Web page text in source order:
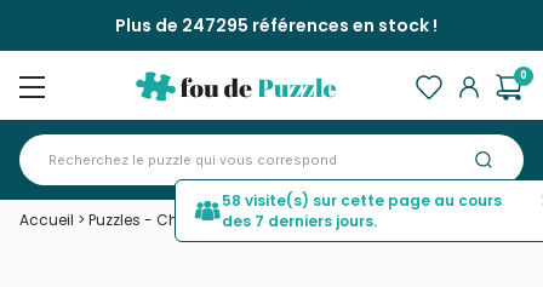
Plus de 247295 références en stock !
0
Accueil > Puzzles - Chats>Secret Puzzle - Chatons
58 visite(s) sur cette page au cours
des 7 derniers jours.